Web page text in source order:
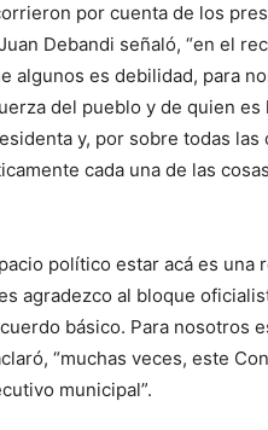
por cuenta de los
Debandi señaló, “en el
algunos es debilidad, para
del pueblo y de quien
y, por sobre todas
cada una de las
político estar acá es
agradezco al bloque
básico. Para nosotros
“muchas veces, este
municipal”.